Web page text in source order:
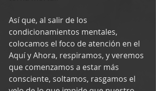
Así que, al salir de los
condicionamientos mentales,
colocamos el foco de atención en el
Aquí y Ahora, respiramos, y veremos
que comenzamos a estar más
consciente, soltamos, rasgamos el